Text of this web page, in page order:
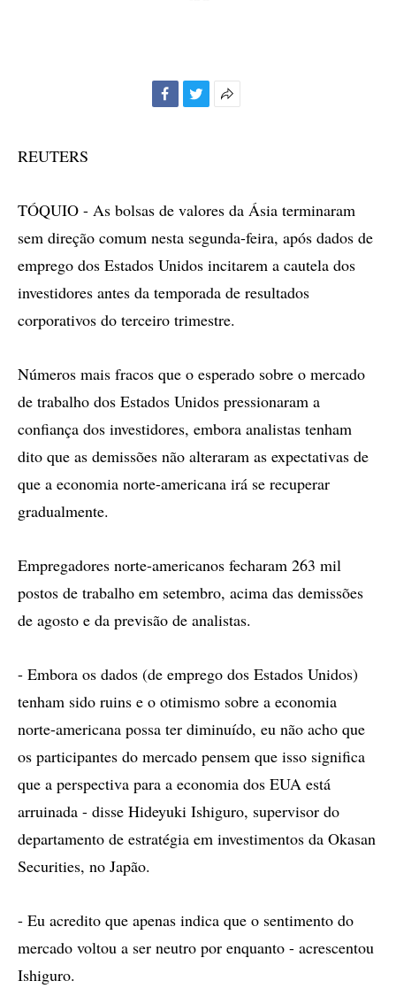
REUTERS
TÓQUIO - As bolsas de valores da Ásia terminaram
sem direção comum nesta segunda-feira, após dados de
emprego dos Estados Unidos incitarem a cautela dos
investidores antes da temporada de resultados
corporativos do terceiro trimestre.
Números mais fracos que o esperado sobre o mercado
de trabalho dos Estados Unidos pressionaram a
confiança dos investidores, embora analistas tenham
dito que as demissões não alteraram as expectativas de
que a economia norte-americana irá se recuperar
gradualmente.
Empregadores norte-americanos fecharam 263 mil
postos de trabalho em setembro, acima das demissões
de agosto e da previsão de analistas.
- Embora os dados (de emprego dos Estados Unidos)
tenham sido ruins e o otimismo sobre a economia
norte-americana possa ter diminuído, eu não acho que
os participantes do mercado pensem que isso significa
que a perspectiva para a economia dos EUA está
arruinada - disse Hideyuki Ishiguro, supervisor do
departamento de estratégia em investimentos da Okasan
Securities, no Japão.
- Eu acredito que apenas indica que o sentimento do
mercado voltou a ser neutro por enquanto - acrescentou
Ishiguro.